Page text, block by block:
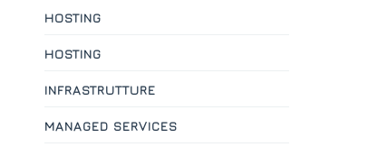
HOSTING
HOSTING
INFRASTRUTTURE
MANAGED SERVICES